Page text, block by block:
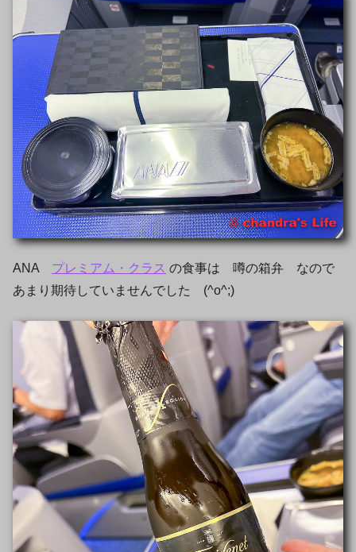
ANA プレミアム・クラス の食事は 噂の箱弁 なので
あまり期待していませんでした (^o^;)